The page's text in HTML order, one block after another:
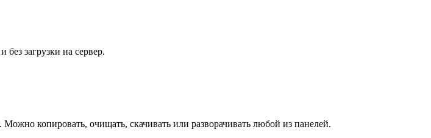
загрузки на сервер.
копировать, очищать, скачивать или разворачивать любой из панелей.